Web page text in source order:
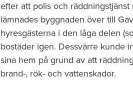
efter att polis och
lämnades byggnaden över till
hyresgästerna i den låga delen
bostäder igen. Dessvärre kunde
sina hem på grund av att
brand-, rök- och vattenskador.